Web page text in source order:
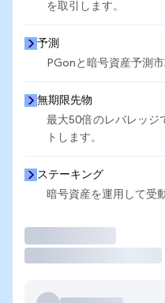
を取引します。
予測
PGonと暗号資産予測
無期限先物
最大50倍のレバレッジ
トします。
ステーキング
暗号資産を運用して受